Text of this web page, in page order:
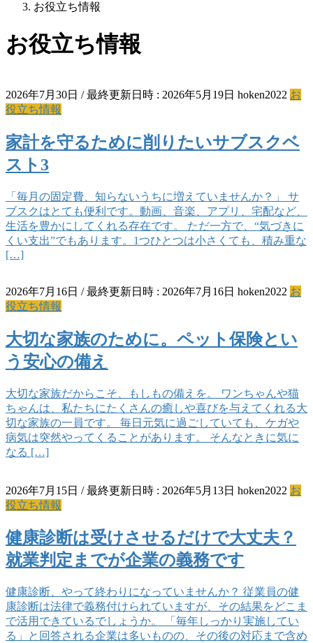
お役立ち情報
お役立ち情報
2026年7月30日 / 最終更新日時 : 2026年5月19日 hoken2022 お
役立ち情報
家計を守るために削りたいサブスクベ
スト3
「毎月の固定費、知らないうちに増えていませんか？」 サ
ブスクはとても便利です。動画、音楽、アプリ、宅配など、
生活を豊かにしてくれる存在です。 ただ一方で、“気づきに
くい支出”でもあります。1つひとつは小さくても、積み重な
[…]
2026年7月16日 / 最終更新日時 : 2026年7月16日 hoken2022 お
役立ち情報
大切な家族のために。ペット保険とい
う安心の備え
大切な家族だからこそ、もしもの備えを。 ワンちゃんや猫
ちゃんは、私たちにたくさんの癒しや喜びを与えてくれる大
切な家族の一員です。 毎日元気に過ごしていても、ケガや
病気は突然やってくることがあります。 そんなときに気に
なる […]
2026年7月15日 / 最終更新日時 : 2026年5月13日 hoken2022 お
役立ち情報
健康診断は受けさせるだけで大丈夫？
就業判定までが企業の義務です
健康診断、やって終わりになっていませんか？ 従業員の健
康診断は法律で義務付けられていますが、その結果をどこま
で活用できているでしょうか。 「毎年しっかり実施してい
る」と回答される企業は多いものの、その後の対応まで含め